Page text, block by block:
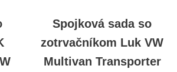
Spojková sada so
zotrvačníkom Luk VW
Multivan Transporter